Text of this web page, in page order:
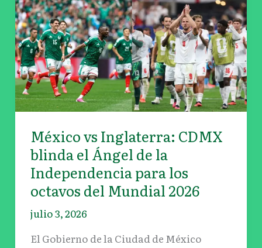
México vs Inglaterra: CDMX
blinda el Ángel de la
Independencia para los
octavos del Mundial 2026
julio 3, 2026
El Gobierno de la Ciudad de México
vs
Inglaterra:
CDMX
blinda
el
Ángel
de
Independencia
para
los
octavos
del
Mundial